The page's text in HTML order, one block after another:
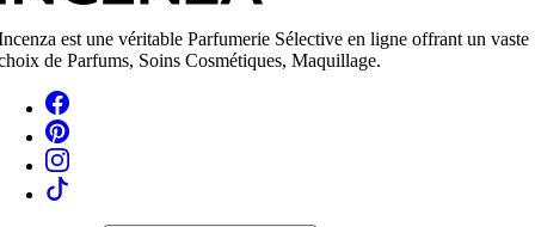
est une véritable Parfumerie Sélective en ligne offrant un vaste
de Parfums, Soins Cosmétiques, Maquillage.